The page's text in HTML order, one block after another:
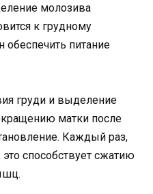
молозива
к грудному
питание
груди и выделение
матки после
Каждый раз,
это способствует сжатию